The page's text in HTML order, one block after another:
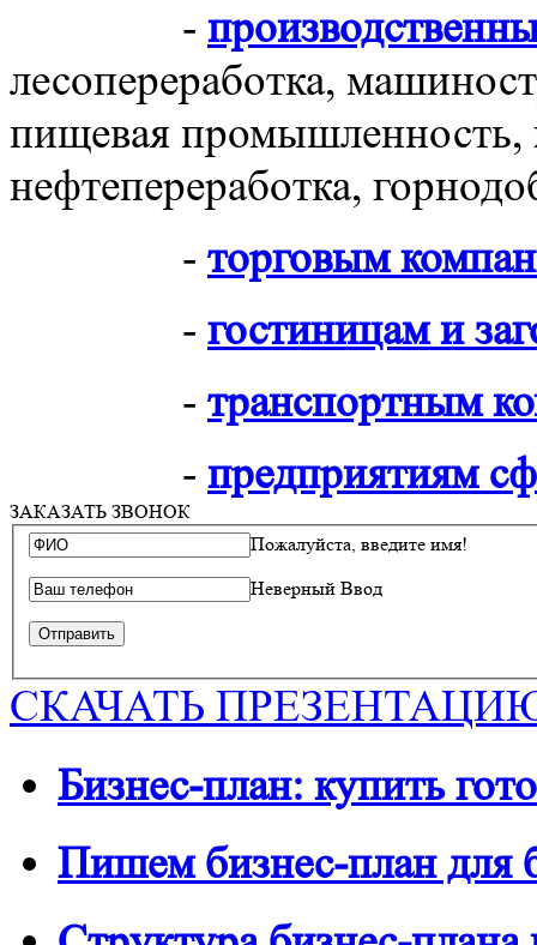
-
лесопереработка,
пищевая
нефтепереработка,
- торговым
- гостиницам и
- транспортным
- предприятиям
ЗАКАЗАТЬ ЗВОНОК
Пожалуйста, введите имя!
Неверный Ввод
СКАЧАТЬ
Бизнес-план: купить
Пишем бизнес-план для